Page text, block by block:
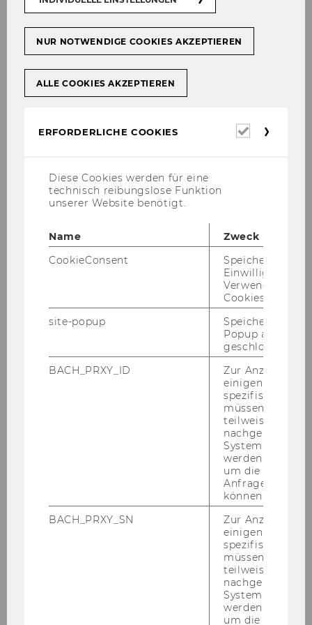
Home­page
Königreich der Eisenbahnen
Prater 119, Str. des Ersten Mai
1020 Wien
E-Mail:info@koenigreich-der-eisenbahnen.at
Publikationen
Spare Geld - Services für Mitarbeiter/innen
NUR NOTWENDIGE COOKIES AKZEPTIEREN
ALLE COOKIES AKZEPTIEREN
ERFORDERLICHE COOKIES
Diese Cookies werden für eine
technisch reibungslose Funktion
unserer Website benötigt.
Name
Zweck
CookieConsent
Speichert Ihre
Einwilligung zur
Verwendung von
Cookies.
site-popup
Speichert ob ein
Popup
geschlossen
BACH_PRXY_ID
Zur Anzeige von
einigen WU-
spezifischen
müssen
teilweise von
nachgelagerten
System
werden.
um die Antwort
Anfrage
können.
BACH_PRXY_SN
Zur Anzeige von
einigen WU-
spezifischen
müssen
teilweise von
nachgelagerten
System
werden.
um die Antwort